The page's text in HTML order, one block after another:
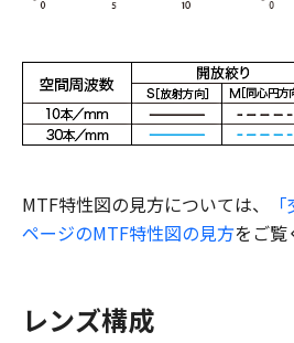
MTF特性図の見方については、
ページのMTF特性図の見方をご覧
レンズ構成